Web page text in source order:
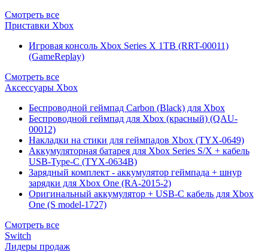
Смотреть все
Приставки Xbox
Игровая консоль Xbox Series X 1TB (RRT-00011)
(GameReplay)
Смотреть все
Аксессуары Xbox
Беспроводной геймпад Carbon (Black) для Xbox
Беспроводной геймпад для Xbox (красный) (QAU-
00012)
Накладки на стики для геймпадов Xbox (TYX-0649)
Аккумуляторная батарея для Xbox Series S/X + кабель
USB-Type-C (TYX-0634B)
Зарядный комплект - аккумулятор геймпада + шнур
зарядки для Xbox One (RA-2015-2)
Оригинальный аккумулятор + USB-C кабель для Xbox
One (S model-1727)
Смотреть все
Switch
Лидеры продаж